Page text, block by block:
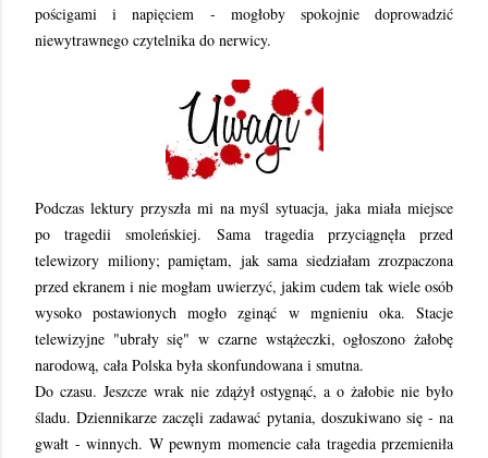
pościgami i napięciem - mogłoby spokojnie doprowadzić
niewytrawnego czytelnika do nerwicy.
Podczas lektury przyszła mi na myśl sytuacja, jaka miała miejsce
po tragedii smoleńskiej. Sama tragedia przyciągnęła przed
telewizory miliony; pamiętam, jak sama siedziałam zrozpaczona
przed ekranem i nie mogłam uwierzyć, jakim cudem tak wiele osób
wysoko postawionych mogło zginąć w mgnieniu oka. Stacje
telewizyjne "ubrały się" w czarne wstążeczki, ogłoszono żałobę
narodową, cała Polska była skonfundowana i smutna.
Do czasu. Jeszcze wrak nie zdążył ostygnąć, a o żałobie nie było
śladu. Dziennikarze zaczęli zadawać pytania, doszukiwano się - na
gwałt - winnych. W pewnym momencie cała tragedia przemieniła